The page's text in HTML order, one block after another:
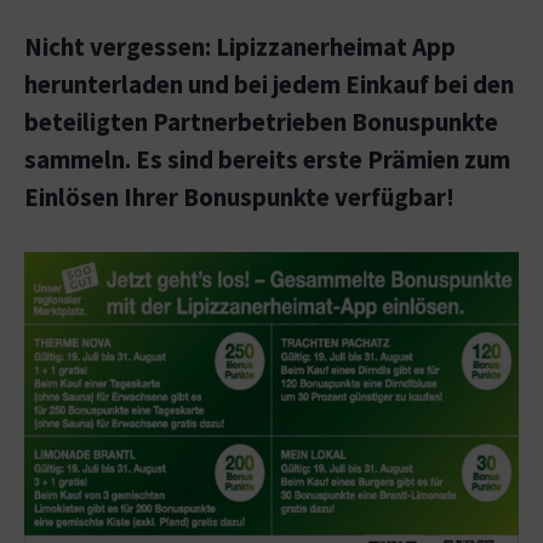
Nicht vergessen: Lipizzanerheimat App
herunterladen und bei jedem Einkauf bei den
beteiligten Partnerbetrieben Bonuspunkte
sammeln. Es sind bereits erste Prämien zum
Einlösen Ihrer Bonuspunkte verfügbar!